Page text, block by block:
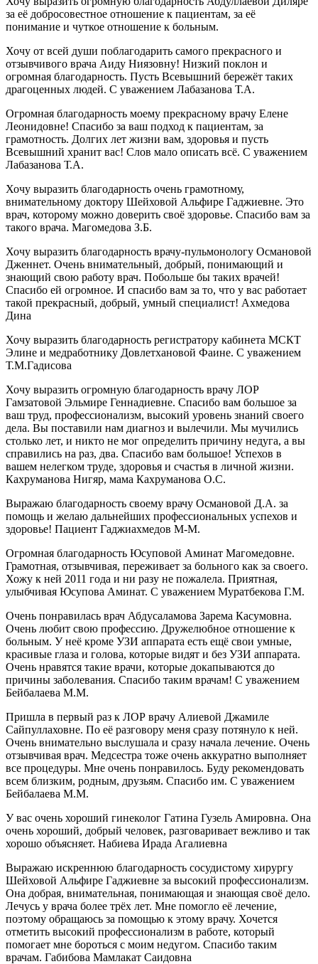
за её добросовестное отношение к пациентам, за её
понимание и чуткое отношение к больным.
Хочу от всей души поблагодарить самого прекрасного и
отзывчивого врача Аиду Ниязовну! Низкий поклон и
огромная благодарность. Пусть Всевышний бережёт таких
драгоценных людей. С уважением Лабазанова Т.А.
Огромная благодарность моему прекрасному врачу Елене
Леонидовне! Спасибо за ваш подход к пациентам, за
грамотность. Долгих лет жизни вам, здоровья и пусть
Всевышний хранит вас! Слов мало описать всё. С уважением
Лабазанова Т.А.
Хочу выразить благодарность очень грамотному,
внимательному доктору Шейховой Альфире Гаджиевне. Это
врач, которому можно доверить своё здоровье. Спасибо вам за
такого врача. Магомедова З.Б.
Хочу выразить благодарность врачу-пульмонологу Османовой
Дженнет. Очень внимательный, добрый, понимающий и
знающий свою работу врач. Побольше бы таких врачей!
Спасибо ей огромное. И спасибо вам за то, что у вас работает
такой прекрасный, добрый, умный специалист! Ахмедова
Дина
Хочу выразить благодарность регистратору кабинета МСКТ
Элине и медработнику Довлетхановой Фаине. С уважением
Т.М.Гадисова
Хочу выразить огромную благодарность врачу ЛОР
Гамзатовой Эльмире Геннадиевне. Спасибо вам большое за
ваш труд, профессионализм, высокий уровень знаний своего
дела. Вы поставили нам диагноз и вылечили. Мы мучились
столько лет, и никто не мог определить причину недуга, а вы
справились на раз, два. Спасибо вам большое! Успехов в
вашем нелегком труде, здоровья и счастья в личной жизни.
Кахруманова Нигяр, мама Кахруманова О.С.
Выражаю благодарность своему врачу Османовой Д.А. за
помощь и желаю дальнейших профессиональных успехов и
здоровье! Пациент Гаджиахмедов М-М.
Огромная благодарность Юсуповой Аминат Магомедовне.
Грамотная, отзывчивая, переживает за больного как за своего.
Хожу к ней 2011 года и ни разу не пожалела. Приятная,
улыбчивая Юсупова Аминат. С уважением Муратбекова Г.М.
Очень понравилась врач Абдусаламова Зарема Касумовна.
Очень любит свою профессию. Дружелюбное отношение к
больным. У неё кроме УЗИ аппарата есть ещё свои умные,
красивые глаза и голова, которые видят и без УЗИ аппарата.
Очень нравятся такие врачи, которые докапываются до
причины заболевания. Спасибо таким врачам! С уважением
Бейбалаева М.М.
Пришла в первый раз к ЛОР врачу Алиевой Джамиле
Сайпуллаховне. По её разговору меня сразу потянуло к ней.
Очень внимательно выслушала и сразу начала лечение. Очень
отзывчивая врач. Медсестра тоже очень аккуратно выполняет
все процедуры. Мне очень понравилось. Буду рекомендовать
всем близким, родным, друзьям. Спасибо им. С уважением
Бейбалаева М.М.
У вас очень хороший гинеколог Гатина Гузель Амировна. Она
очень хороший, добрый человек, разговаривает вежливо и так
хорошо объясняет. Набиева Ирада Агалиевна
Выражаю искреннюю благодарность сосудистому хирургу
Шейховой Альфире Гаджиевне за высокий профессионализм.
Она добрая, внимательная, понимающая и знающая своё дело.
Лечусь у врача более трёх лет. Мне помогло её лечение,
поэтому обращаюсь за помощью к этому врачу. Хочется
отметить высокий профессионализм в работе, который
помогает мне бороться с моим недугом. Спасибо таким
врачам. Габибова Мамлакат Саидовна